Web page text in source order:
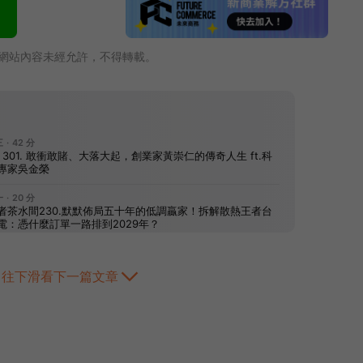
站內容未經允許，不得轉載。
往下滑看下一篇文章